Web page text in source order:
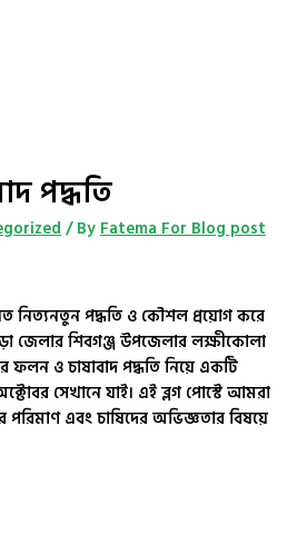
পদ্ধতি
/ ByFatema For Blog post
নিত্যনতুন পদ্ধতি ও কৌশল প্রয়োগ করে
জেলার শিবগঞ্জ উপজেলার লক্ষীকোলা
ফলন ও চাষাবাদ পদ্ধতি নিয়ে একটি
সেখানে যাই। এই ব্লগ পোস্টে আমরা
এবং চাষিদের অভিজ্ঞতার বিষয়ে